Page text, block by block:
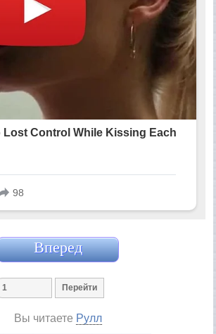
Вперед
Вы читаете Рулл